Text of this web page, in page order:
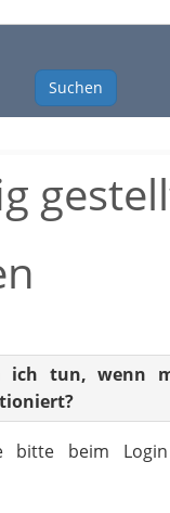
Suchen
ich tun, wenn
bitte beim